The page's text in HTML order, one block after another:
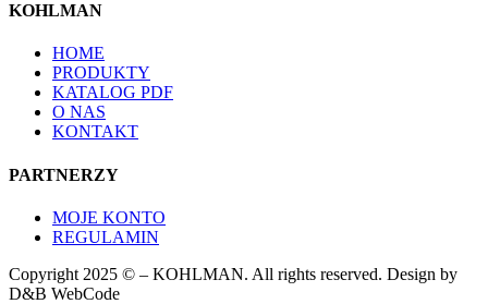
KOHLMAN
HOME
PRODUKTY
KATALOG PDF
O NAS
KONTAKT
PARTNERZY
MOJE KONTO
REGULAMIN
Copyright 2025 © – KOHLMAN. All rights reserved. Design by
D&B WebCode